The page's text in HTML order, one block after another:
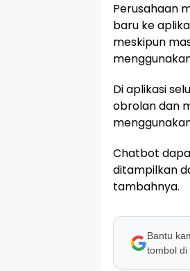
Perusahaan
baru ke
meskipun
Di aplikasi
obrolan dan
Chatbot
ditampilkan
tambahnya.
Bantu
tombol di